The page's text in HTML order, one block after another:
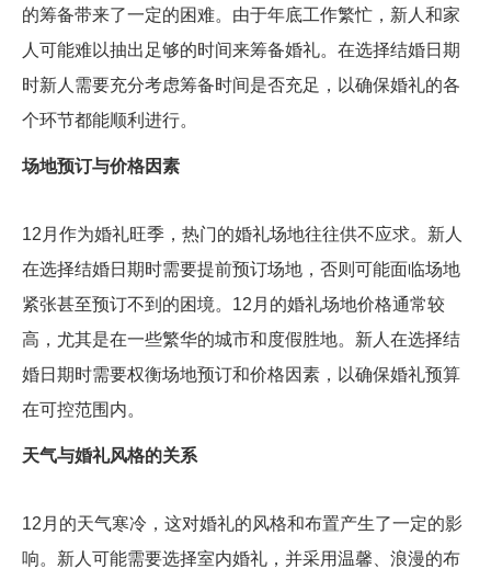
的筹备带来了一定的困难。由于年底工作繁忙，新人和家
人可能难以抽出足够的时间来筹备婚礼。在选择结婚日期
时新人需要充分考虑筹备时间是否充足，以确保婚礼的各
个环节都能顺利进行。
场地预订与价格因素
12月作为婚礼旺季，热门的婚礼场地往往供不应求。新人
在选择结婚日期时需要提前预订场地，否则可能面临场地
紧张甚至预订不到的困境。12月的婚礼场地价格通常较
高，尤其是在一些繁华的城市和度假胜地。新人在选择结
婚日期时需要权衡场地预订和价格因素，以确保婚礼预算
在可控范围内。
天气与婚礼风格的关系
12月的天气寒冷，这对婚礼的风格和布置产生了一定的影
响。新人可能需要选择室内婚礼，并采用温馨、浪漫的布